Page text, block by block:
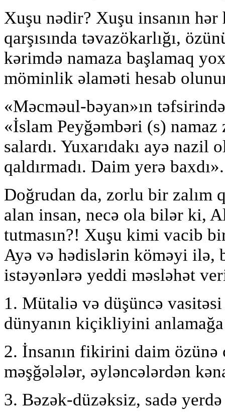
Xuşu nədir? Xuşu insanın hər
qarşısında təvazökarlığı,
kərimdə namaza başlamaq
möminlik əlaməti hesab
«Məcməul-bəyan»ın
«İslam Peyğəmbəri (s) namaz
salardı. Yuxarıdakı ayə nazil
qaldırmadı. Daim yerə baxdı».
Doğrudan da, zorlu bir zalım
alan insan, necə ola bilər ki,
tutmasın?! Xuşu kimi vacib
Ayə və hədislərin köməyi ilə,
istəyənlərə yeddi məsləhət
1. Mütaliə və düşüncə
dünyanın kiçikliyini anlamağa
2. İnsanın fikirini daim özünə
məşğələlər, əyləncələrdən
3. Bəzək-düzəksiz, sadə